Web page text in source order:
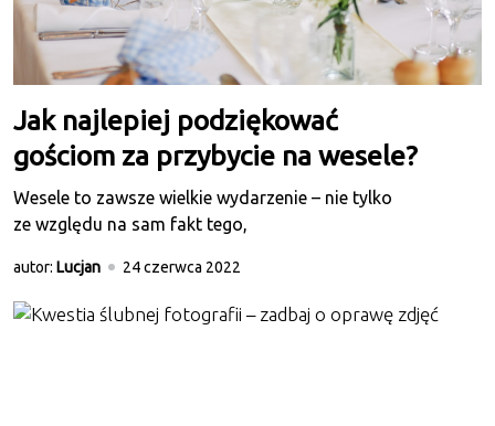
Jak najlepiej podziękować
gościom za przybycie na wesele?
Wesele to zawsze wielkie wydarzenie – nie tylko
ze względu na sam fakt tego,
autor: Lucjan 24 czerwca 2022